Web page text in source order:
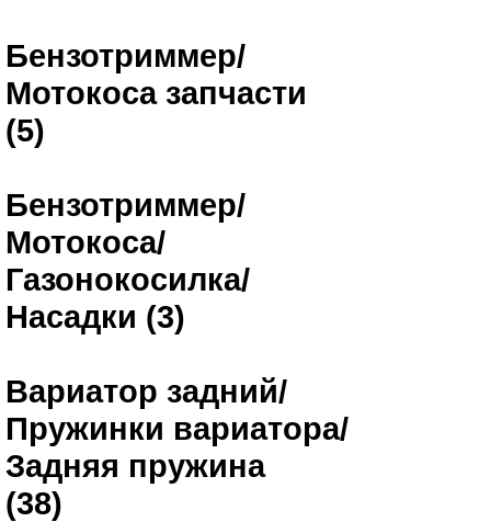
Бензотриммер/
Мотокоса запчасти
(5)
Бензотриммер/
Мотокоса/
Газонокосилка/
Насадки (3)
Вариатор задний/
Пружинки вариатора/
Задняя пружина
(38)